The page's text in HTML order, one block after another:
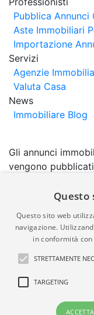
Pubblica Annunci
Aste Immobiliari
Importazione
Servizi
Agenzie
Valuta Casa
News
Immobiliare Blog
Gli annunci
vengono
comporta
garanzia da
quindi non è
correttezza, della
materia di
suddetti annunci.
© Copyright
Questo
Questo sito web
navigazione.
in conformità
STRETTAMENTE
TARGETING